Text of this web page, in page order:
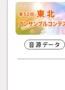
音源データ